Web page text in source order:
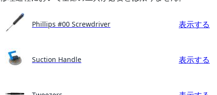
Phillips #00 Screwdriver 表示する
Suction Handle 表示する